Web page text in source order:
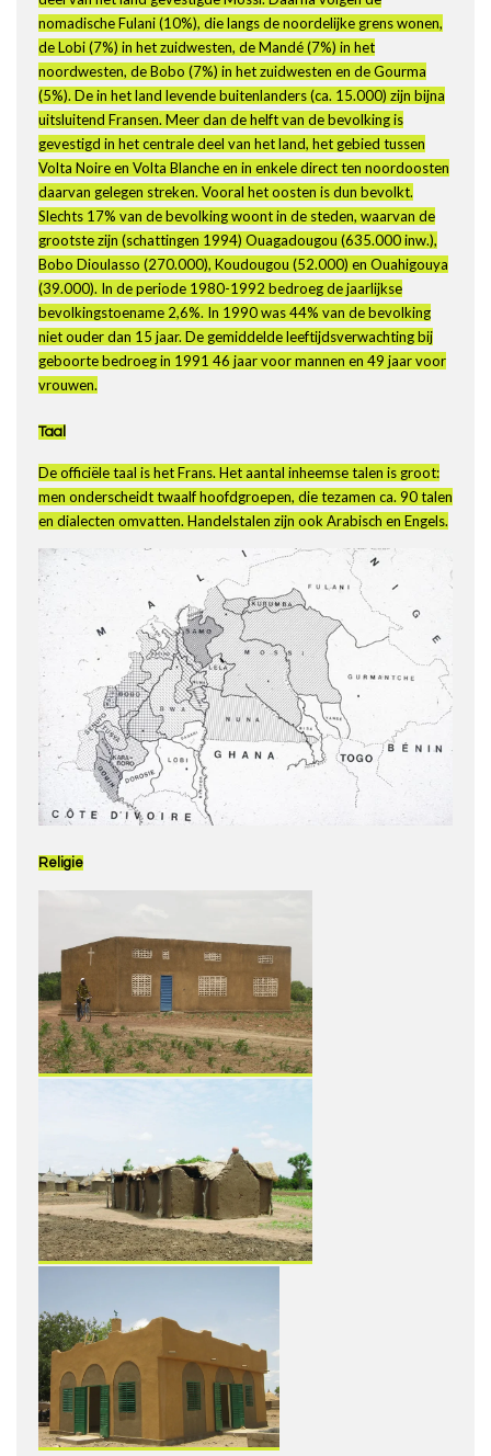
nomadische Fulani (10%), die langs de noordelijke grens wonen,
de Lobi (7%) in het zuidwesten, de Mandé (7%) in het
noordwesten, de Bobo (7%) in het zuidwesten en de Gourma
(5%). De in het land levende buitenlanders (ca. 15.000) zijn bijna
uitsluitend Fransen. Meer dan de helft van de bevolking is
gevestigd in het centrale deel van het land, het gebied tussen
Volta Noire en Volta Blanche en in enkele direct ten noordoosten
daarvan gelegen streken. Vooral het oosten is dun bevolkt.
Slechts 17% van de bevolking woont in de steden, waarvan de
grootste zijn (schattingen 1994) Ouagadougou (635.000 inw.),
Bobo Dioulasso (270.000), Koudougou (52.000) en Ouahigouya
(39.000). In de periode 1980-1992 bedroeg de jaarlijkse
bevolkingstoename 2,6%. In 1990 was 44% van de bevolking
niet ouder dan 15 jaar. De gemiddelde leeftijdsverwachting bij
geboorte bedroeg in 1991 46 jaar voor mannen en 49 jaar voor
vrouwen.
Taal
De officiële taal is het Frans. Het aantal inheemse talen is groot:
men onderscheidt twaalf hoofdgroepen, die tezamen ca. 90 talen
en dialecten omvatten. Handelstalen zijn ook Arabisch en Engels.
Religie